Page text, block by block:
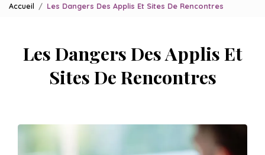
Accueil Les Dangers Des Applis Et Sites De Rencontres
Les Dangers Des Applis Et
Sites De Rencontres